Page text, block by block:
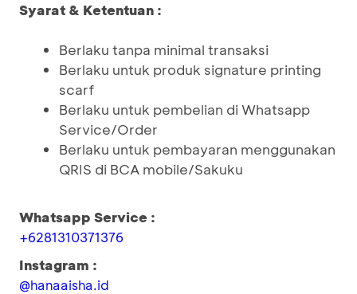
Syarat & Ketentuan :
Berlaku tanpa minimal transaksi
Berlaku untuk produk signature printing
scarf
Berlaku untuk pembelian di Whatsapp
Service/Order
Berlaku untuk pembayaran menggunakan
QRIS di BCA mobile/Sakuku
Whatsapp Service :
+6281310371376
Instagram :
@hanaaisha.id